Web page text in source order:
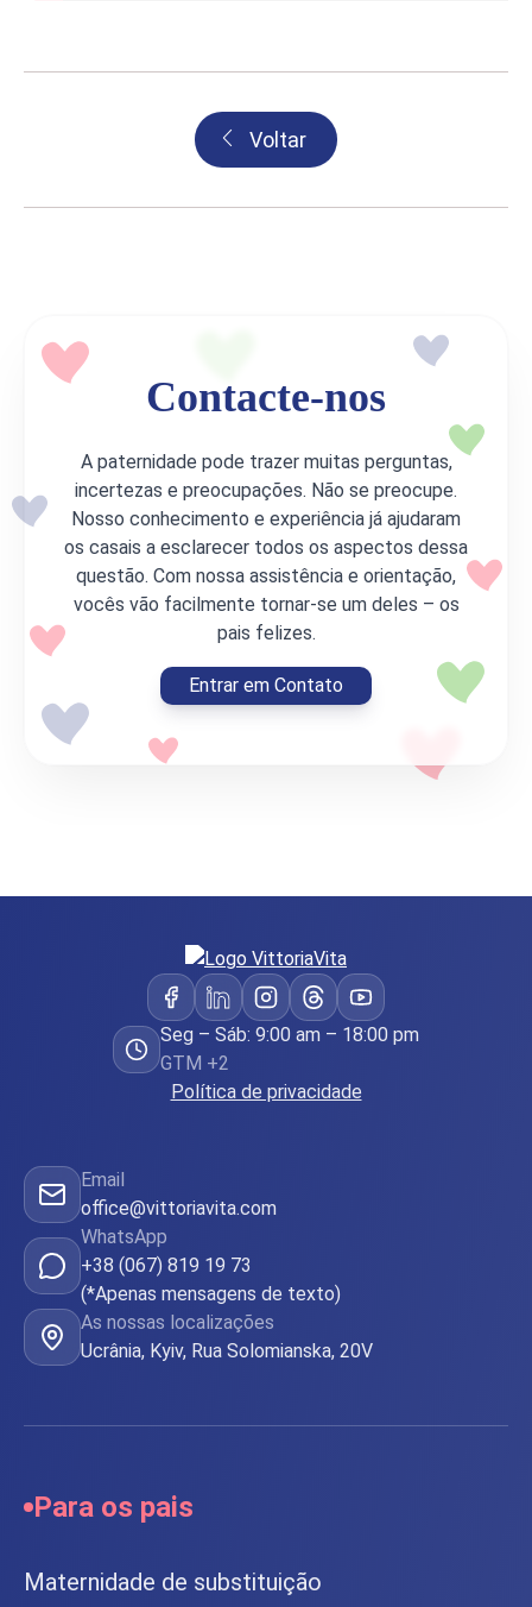
Voltar
Contacte-nos
A paternidade pode trazer muitas perguntas,
incertezas e preocupações. Não se preocupe.
Nosso conhecimento e experiência já ajudaram
os casais a esclarecer todos os aspectos dessa
questão. Com nossa assistência e orientação,
vocês vão facilmente tornar-se um deles – os
pais felizes.
Entrar em Contato
Seg – Sáb: 9:00 am – 18:00 pm
GTM +2
Política de privacidade
Email
office@vittoriavita.com
WhatsApp
+38 (067) 819 19 73
(*Apenas mensagens de texto)
As nossas localizações
Ucrânia, Kyiv, Rua Solomianska, 20V
Para os pais
Maternidade de substituição